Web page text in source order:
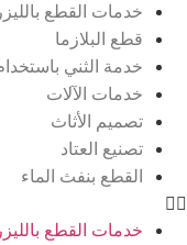
بالليزر
باستخدام الحاسب
الماء
بالليزر